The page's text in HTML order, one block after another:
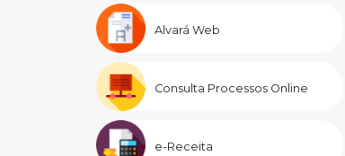
Alvará Web
Consulta Processos Online
e-Receita